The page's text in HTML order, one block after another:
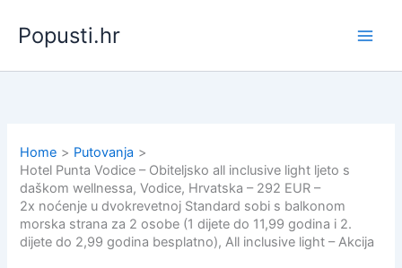
content
Popusti.hr
Home
Putovanja
Hotel Punta Vodice – Obiteljsko all inclusive light ljeto s
daškom wellnessa, Vodice, Hrvatska – 292 EUR –
2x noćenje u dvokrevetnoj Standard sobi s balkonom
morska strana za 2 osobe (1 dijete do 11,99 godina i 2.
dijete do 2,99 godina besplatno), All inclusive light – Akcija